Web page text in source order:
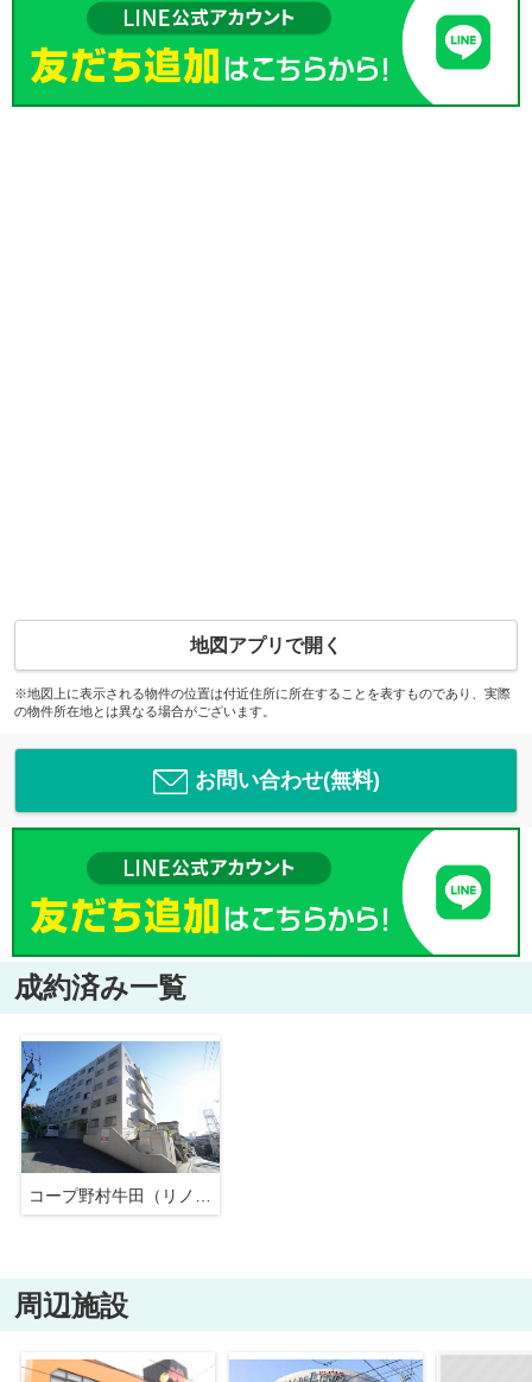
地図アプリで開く
※地図上に表示される物件の位置は付近住所に所在することを表すものであり、実際
の物件所在地とは異なる場合がございます。
お問い合わせ(無料)
成約済み一覧
コープ野村牛田（リノベ済）
周辺施設